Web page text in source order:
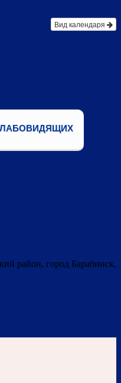
Вид календаря
район, город Барабинск,